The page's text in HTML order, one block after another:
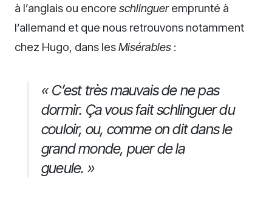
à l’anglais ou encore schlingueremprunté à
l’allemand et que nous retrouvons notamment
chez Hugo, dans lesMisérables :
« C’est très mauvais de ne pas
dormir. Ça vous fait schlinguer du
couloir, ou, comme on dit dans le
grand monde, puer de la
gueule. »